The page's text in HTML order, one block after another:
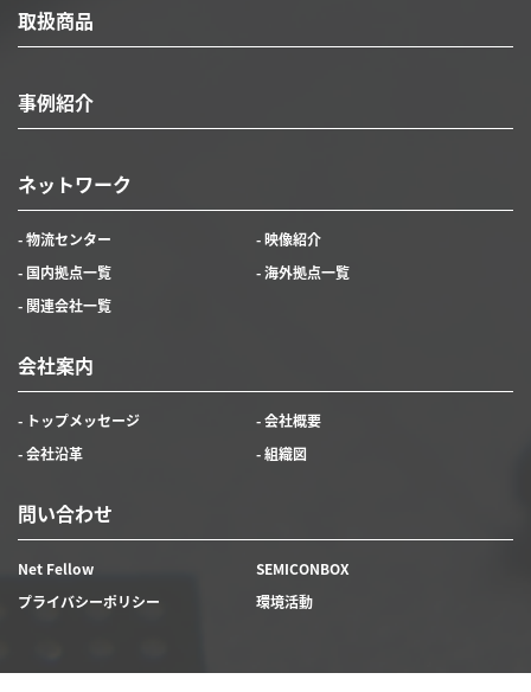
取扱商品
事例紹介
ネットワーク
- 物流センター
- 映像紹介
- 国内拠点一覧
- 海外拠点一覧
- 関連会社一覧
会社案内
- トップメッセージ
- 会社概要
- 会社沿革
- 組織図
問い合わせ
Net Fellow
SEMICONBOX
プライバシーポリシー
環境活動